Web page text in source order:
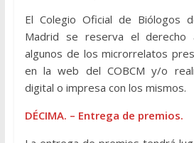
El Colegio Oficial de Biólogos
Madrid se reserva el
algunos de los microrrelatos
en la web del COBCM y/o
digital o impresa con los mismos.
DÉCIMA. – Entrega de premios.